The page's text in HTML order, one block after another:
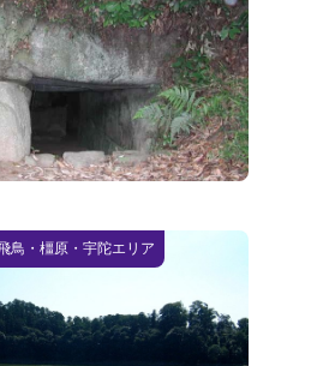
鳥・橿原・宇陀エリア